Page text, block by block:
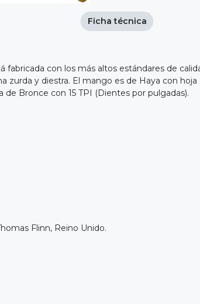
fabricada con los más altos estándares de
zurda y diestra. El mango es de Haya con
Bronce con 15 TPI (Dientes por pulgadas).
Flinn, Reino Unido.
Ficha técnica